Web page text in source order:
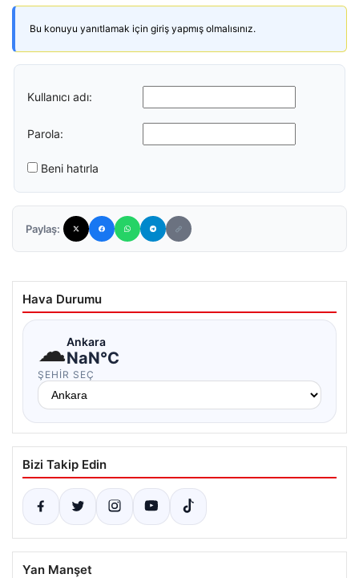
Bu konuyu yanıtlamak için giriş yapmış olmalısınız.
Kullanıcı adı:
Parola:
Beni hatırla
Paylaş:
Hava Durumu
☁Ankara
NaN°C
ŞEHIR SEÇ
Bizi Takip Edin
Yan Manşet